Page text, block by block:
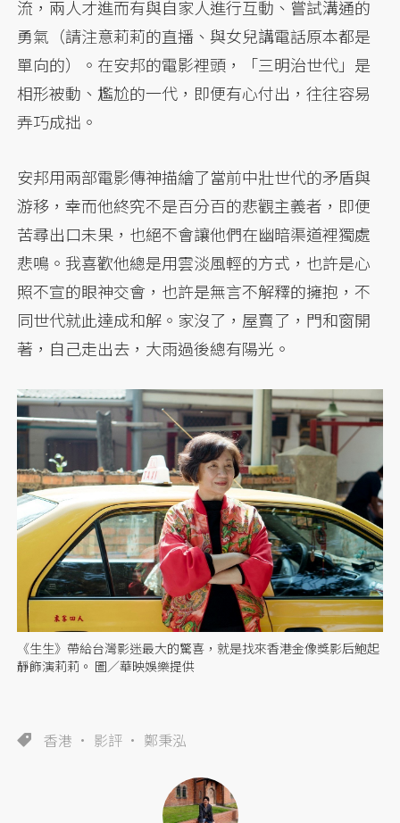
流，兩人才進而有與自家人進行互動、嘗試溝通的
勇氣（請注意莉莉的直播、與女兒講電話原本都是
單向的）。在安邦的電影裡頭，「三明治世代」是
相形被動、尷尬的一代，即便有心付出，往往容易
弄巧成拙。
安邦用兩部電影傳神描繪了當前中壯世代的矛盾與
游移，幸而他終究不是百分百的悲觀主義者，即便
苦尋出口未果，也絕不會讓他們在幽暗渠道裡獨處
悲鳴。我喜歡他總是用雲淡風輕的方式，也許是心
照不宣的眼神交會，也許是無言不解釋的擁抱，不
同世代就此達成和解。家沒了，屋賣了，門和窗開
著，自己走出去，大雨過後總有陽光。
《生生》帶給台灣影迷最大的驚喜，就是找來香港金像獎影后鮑起
靜飾演莉莉。 圖／華映娛樂提供
香港 影評 鄭秉泓